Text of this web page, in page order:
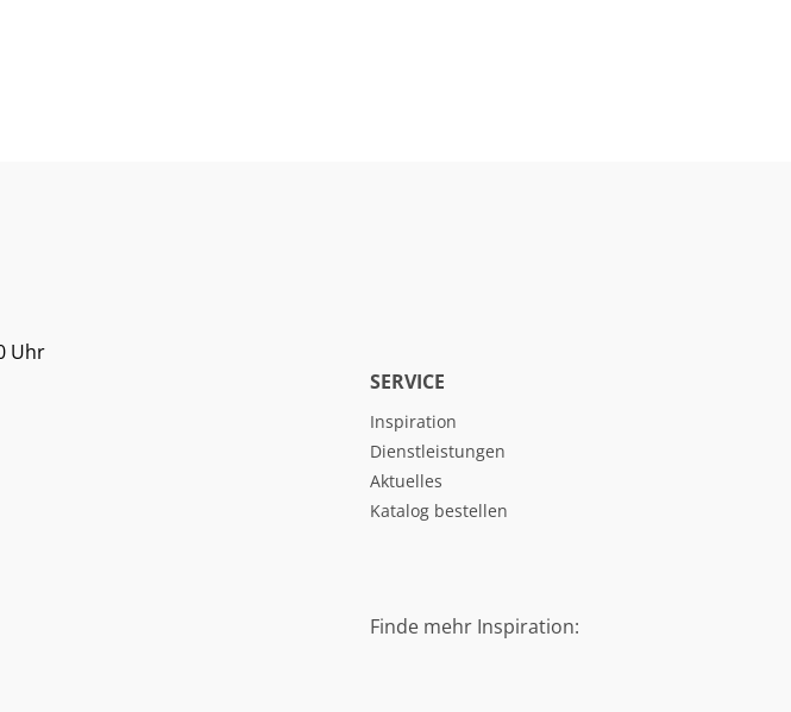
Uhr
SERVICE
Inspiration
Dienstleistungen
Aktuelles
Katalog bestellen
Finde mehr Inspiration: